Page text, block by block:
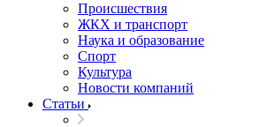
Происшествия
ЖКХ и транспорт
Наука и образование
Спорт
Культура
Новости компаний
Статьи